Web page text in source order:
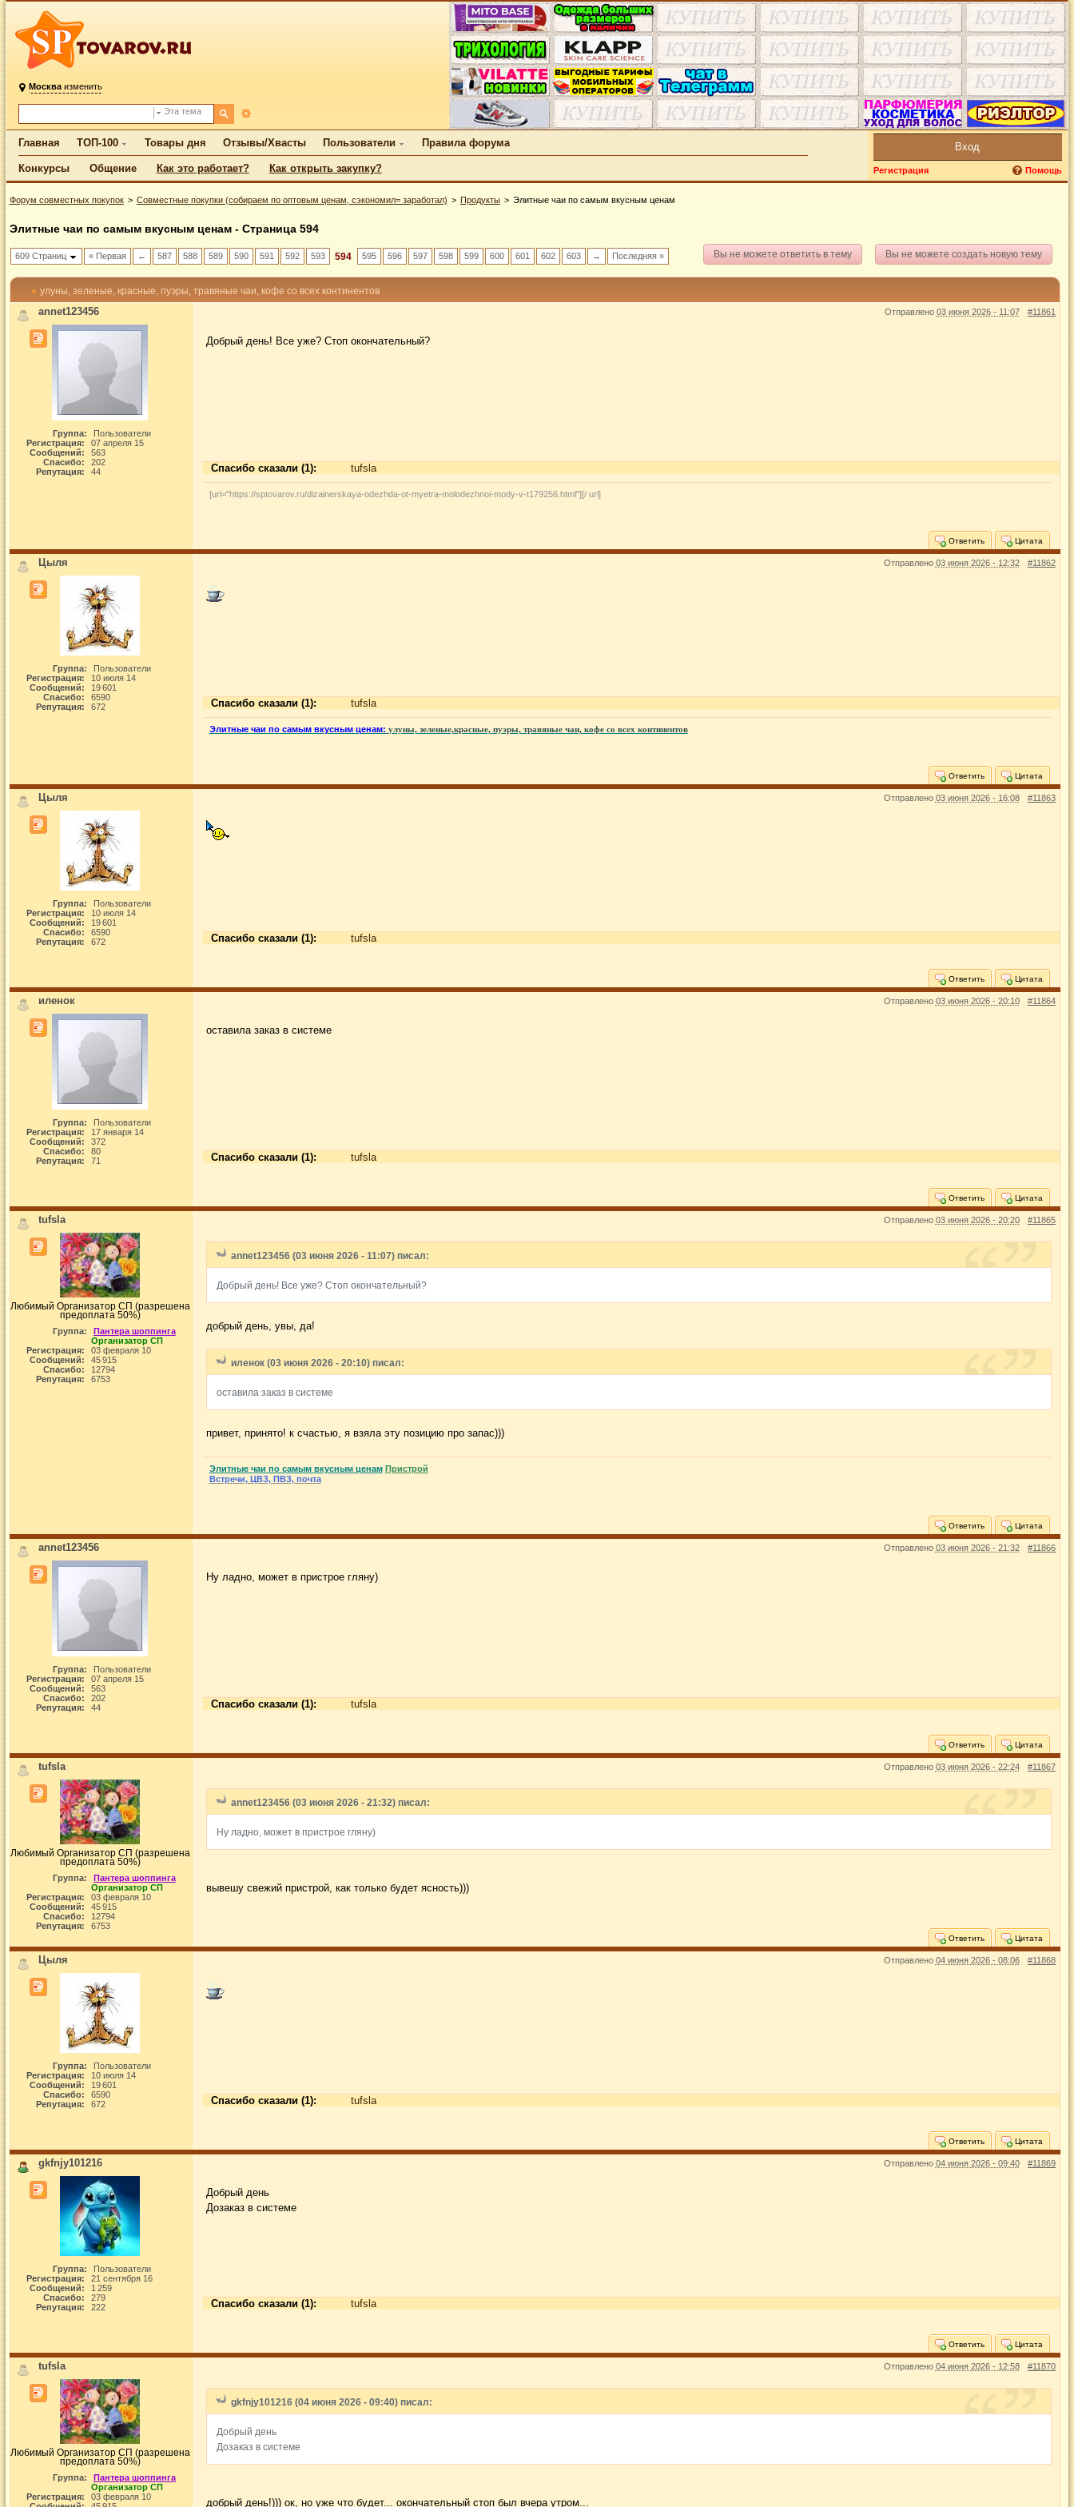
Москваизменить
Эта тема
Главная ТОП-100 Товары дня Отзывы/Хвасты Пользователи Правила форума
Конкурсы Общение Как это работает? Как открыть закупку?
Вход
Регистрация Помощь
Форум совместных покупок Совместные покупки (собираем по оптовым ценам, сэкономил= заработал) Продукты Элитные чаи по самым вкусным ценам
Элитные чаи по самым вкусным ценам - Страница 594
609 Страниц « Первая ← 587 588 589 590 591 592 593 594 595 596 597 598 599 600 601 602 603 → Последняя » Вы не можете создать новую тему
Вы не можете ответить в тему
улуны, зеленые, красные, пуэры, травяные чаи, кофе со всех континентов
annet123456
Группа:
Пользователи
Регистрация:
07 апреля 15
Сообщений:
563
Спасибо:
202
Репутация:
44
#11861
Отправлено 03 июня 2026 - 11:07
Добрый день! Все уже? Стоп окончательный?
Спасибо сказали (1): tufsla
[url="https://sptovarov.ru/dizainerskaya-odezhda-ot-myetra-molodezhnoi-mody-v-t179256.html"][/ url]
Цитата
Ответить
Цыля
Группа:
Пользователи
Регистрация:
10 июля 14
Сообщений:
19 601
Спасибо:
6590
Репутация:
672
#11862
Отправлено 03 июня 2026 - 12:32
Спасибо сказали (1): tufsla
Элитные чаи по самым вкусным ценам: улуны, зеленые,красные, пуэры, травяные чаи, кофе со всех континентов
Цитата
Ответить
Цыля
Группа:
Пользователи
Регистрация:
10 июля 14
Сообщений:
19 601
Спасибо:
6590
Репутация:
672
#11863
Отправлено 03 июня 2026 - 16:08
Спасибо сказали (1): tufsla
Цитата
Ответить
иленок
Группа:
Пользователи
Регистрация:
17 января 14
Сообщений:
372
Спасибо:
80
Репутация:
71
#11864
Отправлено 03 июня 2026 - 20:10
оставила заказ в системе
Спасибо сказали (1): tufsla
Цитата
Ответить
tufsla
Любимый Организатор СП (разрешена
предоплата 50%)
Группа:
Пантера шоппинга
Организатор СП
Регистрация:
03 февраля 10
Сообщений:
45 915
Спасибо:
12794
Репутация:
6753
#11865
Отправлено 03 июня 2026 - 20:20
annet123456 (03 июня 2026 - 11:07) писал:
Добрый день! Все уже? Стоп окончательный?
добрый день, увы, да!
иленок (03 июня 2026 - 20:10) писал:
оставила заказ в системе
привет, принято! к счастью, я взяла эту позицию про запас)))
Элитные чаи по самым вкусным ценам Пристрой
Встречи, ЦВЗ, ПВЗ, почта
Цитата
Ответить
annet123456
Группа:
Пользователи
Регистрация:
07 апреля 15
Сообщений:
563
Спасибо:
202
Репутация:
44
#11866
Отправлено 03 июня 2026 - 21:32
Ну ладно, может в пристрое гляну)
Спасибо сказали (1): tufsla
Цитата
Ответить
tufsla
Любимый Организатор СП (разрешена
предоплата 50%)
Группа:
Пантера шоппинга
Организатор СП
Регистрация:
03 февраля 10
Сообщений:
45 915
Спасибо:
12794
Репутация:
6753
#11867
Отправлено 03 июня 2026 - 22:24
annet123456 (03 июня 2026 - 21:32) писал:
Ну ладно, может в пристрое гляну)
вывешу свежий пристрой, как только будет ясность)))
Цитата
Ответить
Цыля
Группа:
Пользователи
Регистрация:
10 июля 14
Сообщений:
19 601
Спасибо:
6590
Репутация:
672
#11868
Отправлено 04 июня 2026 - 08:06
Спасибо сказали (1): tufsla
Цитата
Ответить
gkfnjy101216
Группа:
Пользователи
Регистрация:
21 сентября 16
Сообщений:
1 259
Спасибо:
279
Репутация:
222
#11869
Отправлено 04 июня 2026 - 09:40
Добрый день
Дозаказ в системе
Спасибо сказали (1): tufsla
Цитата
Ответить
tufsla
Любимый Организатор СП (разрешена
предоплата 50%)
Группа:
Пантера шоппинга
Организатор СП
Регистрация:
03 февраля 10
#11870
Отправлено 04 июня 2026 - 12:58
gkfnjy101216 (04 июня 2026 - 09:40) писал:
Добрый день
Дозаказ в системе
добрый день!))) ок, но уже что будет... окончательный стоп был вчера утром...